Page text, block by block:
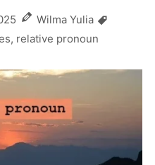
Wilma Yulia
, relative pronoun